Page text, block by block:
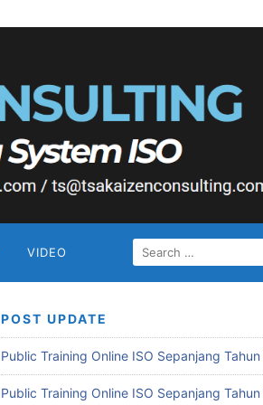
VIDEO
SEARCH
FOR:
POST UPDATE
Public Training Online ISO Sepanjang
Public Training Online ISO Sepanjang